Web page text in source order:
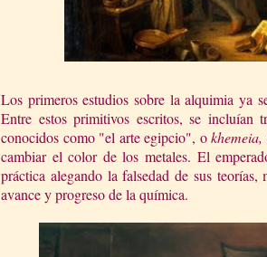
Los primeros estudios sobre la alquimia ya
Entre estos primitivos escritos, se incluían
conocidos como "el arte egipcio", okhemeia,
cambiar el color de los metales. El
práctica alegando la falsedad de sus
avance y progreso de la química.